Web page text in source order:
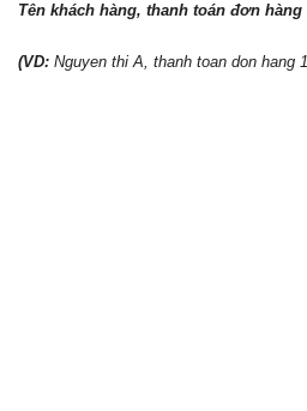
Tên khách hàng, thanh toán đơn
(VD: Nguyen thi A, thanh toan don hang